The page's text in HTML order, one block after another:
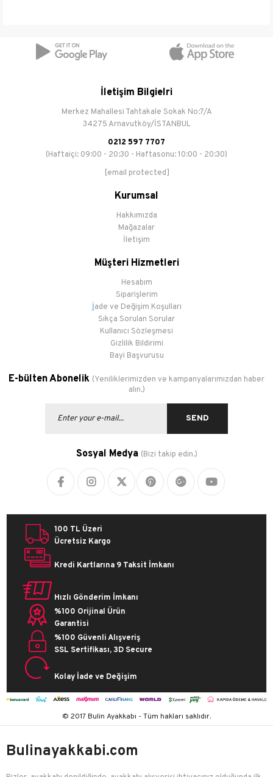
Mevsim Sonbahar-Kış
Diğer Malzeme
Malzemesi
Diğer Malzeme
Termo
Fermuarlı
İletişim Bilgielri
Merkez Mahallesi Tahtakale Sokak No:7/A
34275 Arnavutköy/İSTANBUL
0212 597 7707
(Haftaiçi: 09:00 - 20:30 - Haftasonu: 10:00 - 20:30)
[email protected]
Kurumsal
Hakkımızda
Mağazalar
İletişim
Müşteri Hizmetleri
Hesabım
Siparişlerim
İade ve Değişim Koşulları
Sıkça Sorulan Sorular
Kullanıcı Sözleşmesi
Gizlilik Bildirimi
Bayi Başvurusu
E-bülten Abonelik (Yeniliklerimizden ve kampanyalarımızdan haber
alın.)
SEND
Sosyal Medya (Bizi takip edin.)
100 TL Üzeri
Ücretsiz Kargo
Kredi Kartlarına 9 Taksit İmkanı
Hızlı Gönderim İmkanı
%100 Orijinal Ürün
Garantisi
%100 Güvenli Alışveriş
SSL Sertifikası, 3D Secure
Kolay İade ve Değişim
© 2017 Bulin Ayakkabı - Tüm hakları saklıdır.
Bulinayakkabi.com